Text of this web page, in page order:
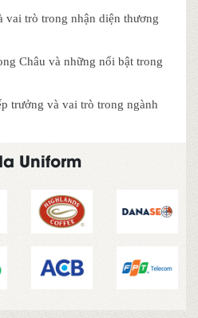
vai trò trong nhận diện thương
Châu và những nổi bật trong
trưởng và vai trò trong ngành
Uniform